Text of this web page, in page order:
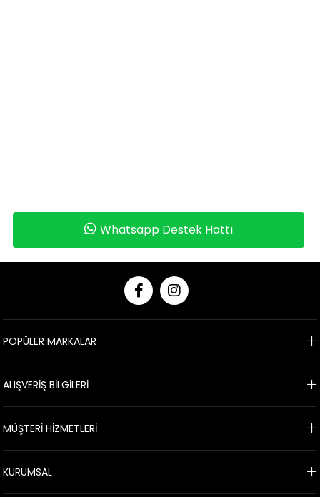
Whatsapp Destek Hattı
POPÜLER MARKALAR
ALIŞVERİŞ BİLGİLERİ
MÜŞTERİ HİZMETLERİ
KURUMSAL